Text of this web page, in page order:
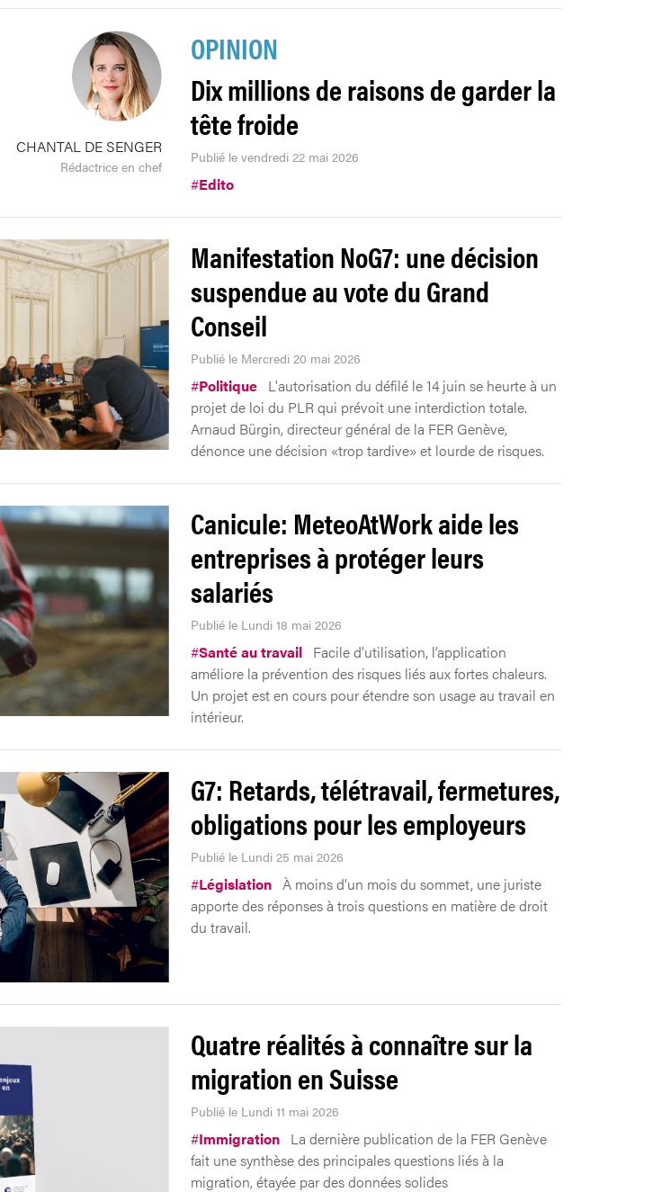
CHANTAL DE SENGER
Rédactrice en chef
OPINION
Dix millions de raisons de garder la
tête froide
Publié le vendredi 22 mai 2026
#Edito
Manifestation NoG7: une décision
suspendue au vote du Grand
Conseil
Publié le Mercredi 20 mai 2026
#Politique L'autorisation du défilé le 14 juin se heurte à un
projet de loi du PLR qui prévoit une interdiction totale.
Arnaud Bürgin, directeur général de la FER Genève,
dénonce une décision «trop tardive» et lourde de risques.
Canicule: MeteoAtWork aide les
entreprises à protéger leurs
salariés
Publié le Lundi 18 mai 2026
#Santé au travail Facile d’utilisation, l’application
améliore la prévention des risques liés aux fortes chaleurs.
Un projet est en cours pour étendre son usage au travail en
intérieur.
G7: Retards, télétravail, fermetures,
obligations pour les employeurs
Publié le Lundi 25 mai 2026
#Législation À moins d'un mois du sommet, une juriste
apporte des réponses à trois questions en matière de droit
du travail.
Quatre réalités à connaître sur la
migration en Suisse
Publié le Lundi 11 mai 2026
#Immigration La dernière publication de la FER Genève
fait une synthèse des principales questions liés à la
migration, étayée par des données solides